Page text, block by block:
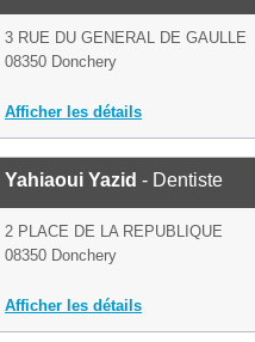
3 RUE DU GENERAL DE GAULLE
08350 Donchery
Afficher les détails
Yahiaoui Yazid - Dentiste
2 PLACE DE LA REPUBLIQUE
08350 Donchery
Afficher les détails